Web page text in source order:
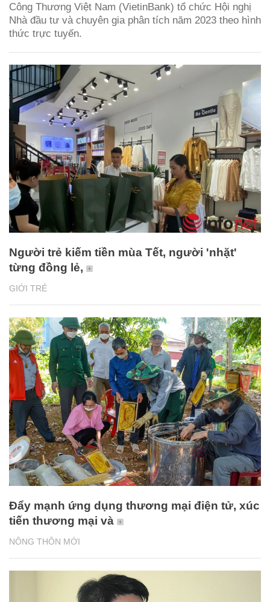
Công Thương Việt Nam (VietinBank) tổ chức Hội nghị
Nhà đầu tư và chuyên gia phân tích năm 2023 theo hình
thức trực tuyến.
GIỚI TRẺ
Người trẻ kiếm tiền mùa Tết, người 'nhặt'
từng đồng lẻ,
NÔNG THÔN MỚI
Đẩy mạnh ứng dụng thương mại điện tử, xúc
tiến thương mại và